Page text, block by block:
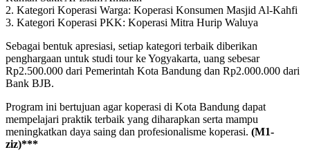
2. Kategori Koperasi Warga: Koperasi Konsumen Masjid Al-Kahfi
3. Kategori Koperasi PKK: Koperasi Mitra Hurip Waluya
Sebagai bentuk apresiasi, setiap kategori terbaik diberikan
penghargaan untuk studi tour ke Yogyakarta, uang sebesar
Rp2.500.000 dari Pemerintah Kota Bandung dan Rp2.000.000 dari
Bank BJB.
Program ini bertujuan agar koperasi di Kota Bandung dapat
mempelajari praktik terbaik yang diharapkan serta mampu
meningkatkan daya saing dan profesionalisme koperasi. (M1-
ziz)***